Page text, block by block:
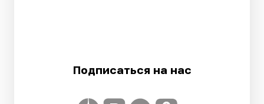
Подписаться на нас